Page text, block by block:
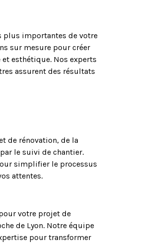
plus importantes de votre
sur mesure pour créer
esthétique. Nos experts
assurent des résultats
de rénovation, de la
le suivi de chantier.
simplifier le processus
attentes.
votre projet de
de Lyon. Notre équipe
pour transformer